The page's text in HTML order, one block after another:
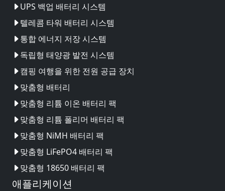
UPS 백업 배터리 시스템
텔레콤 타워 배터리 시스템
통합 에너지 저장 시스템
독립형 태양광 발전 시스템
캠핑 여행을 위한 전원 공급 장치
맞춤형 배터리
맞춤형 리튬 이온 배터리 팩
맞춤형 리튬 폴리머 배터리 팩
맞춤형 NiMH 배터리 팩
맞춤형 LiFePO4 배터리 팩
맞춤형 18650 배터리 팩
애플리케이션